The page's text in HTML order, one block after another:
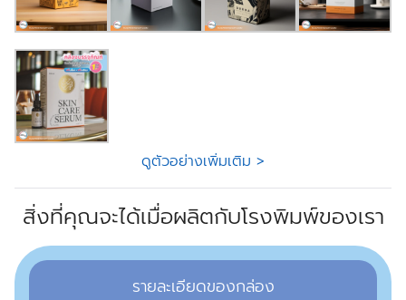
ดูตัวอย่างเพิ่มเติม >
สิ่งที่คุณจะได้เมื่อผลิตกับโรงพิมพ์ของเรา
รายละเอียดของกล่อง